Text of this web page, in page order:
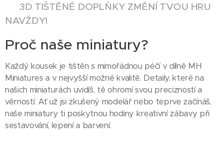
🏆 3D TIŠTĚNÉ DOPLŇKY ZMĚNÍ TVOU HRU
NAVŽDY!
Proč naše miniatury?
Každý kousek je tištěn s mimořádnou péčí v dílně MH
Miniatures a v nejvyšší možné kvalitě. Detaily, které na
našich miniaturách uvidíš, tě ohromí svou precizností a
věrností. Ať už jsi zkušený modelář nebo teprve začínáš,
naše miniatury ti poskytnou hodiny kreativní zábavy při
sestavování, lepení a barvení.